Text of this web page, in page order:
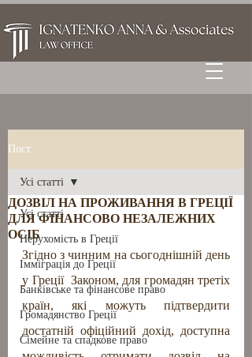
Пост
Усі статті
Нерухомість в Греції
Імміграція до Греції
Банківське та фінансове право
Громадянство Греції
Сімейне та спадкове право
Усі статті
ДОЗВІЛ НА ПРОЖИВАННЯ В ГРЕЦІЇ
ДЛЯ ФІНАНСОВО НЕЗАЛЕЖНИХ
ОСІБ
Згідно з чинним на сьогоднішній день
у Греції  Законом, для громадян третіх
країн, які можуть підтвердити
достатній офіційний дохід, доступна